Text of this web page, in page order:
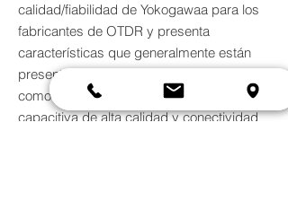
calidad/fiabilidad de Yokogawaa para los
fabricantes de OTDR y presenta
características que generalmente están
presentes en modelos de nivel superior,
como una pantalla táctil multitáctil
capacitiva de alta calidad y conectividad